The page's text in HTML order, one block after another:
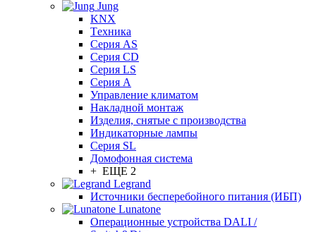
Jung
KNX
Tехника
Серия AS
Серия CD
Серия LS
Серия A
Управление климатом
Накладной монтаж
Изделия, снятые с производства
Индикаторные лампы
Серия SL
Домофонная система
+ ЕЩЕ 2
Legrand
Источники бесперебойного питания (ИБП)
Lunatone
Операционные устройства DALI /